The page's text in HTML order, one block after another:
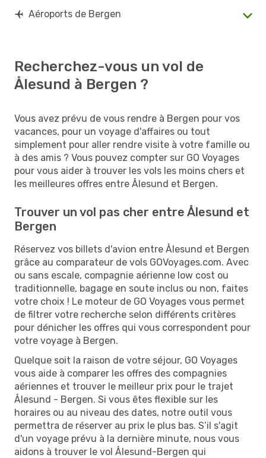
Aéroports de Bergen
Recherchez-vous un vol de
Ålesund à Bergen ?
Vous avez prévu de vous rendre à Bergen pour vos
vacances, pour un voyage d'affaires ou tout
simplement pour aller rendre visite à votre famille ou
à des amis ? Vous pouvez compter sur GO Voyages
pour vous aider à trouver les vols les moins chers et
les meilleures offres entre Ålesund et Bergen.
Trouver un vol pas cher entre Ålesund et
Bergen
Réservez vos billets d'avion entre Ålesund et Bergen
grâce au comparateur de vols GOVoyages.com. Avec
ou sans escale, compagnie aérienne low cost ou
traditionnelle, bagage en soute inclus ou non, faites
votre choix ! Le moteur de GO Voyages vous permet
de filtrer votre recherche selon différents critères
pour dénicher les offres qui vous correspondent pour
votre voyage à Bergen.
Quelque soit la raison de votre séjour, GO Voyages
vous aide à comparer les offres des compagnies
aériennes et trouver le meilleur prix pour le trajet
Ålesund - Bergen. Si vous êtes flexible sur les
horaires ou au niveau des dates, notre outil vous
permettra de réserver au prix le plus bas. S’il s'agit
d'un voyage prévu à la dernière minute, nous vous
aidons à trouver le vol Ålesund-Bergen qui